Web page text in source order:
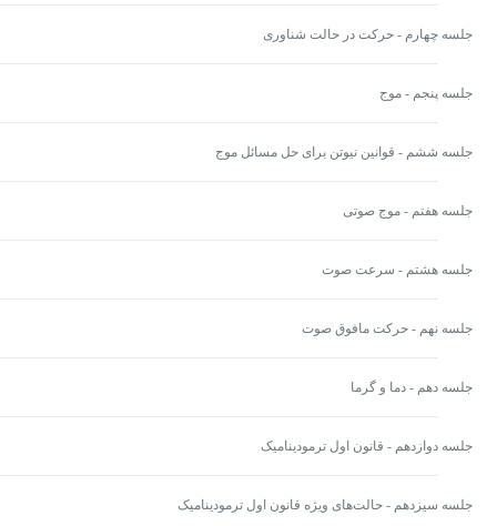
جلسه چهارم - حرکت در حالت شناوری
جلسه پنجم - موج
جلسه ششم - قوانین نیوتن برای حل مسائل موج
جلسه هفتم - موج صوتی
جلسه هشتم - سرعت صوت
جلسه نهم - حرکت مافوق صوت
جلسه دهم - دما و گرما
جلسه دوازدهم - قانون اول ترمودینامیک
جلسه سیزدهم - حالت‌های ویژه قانون اول ترمودینامیک